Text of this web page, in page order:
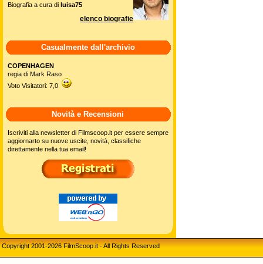
Biografia a cura di luisa75
elenco biografie
Casualmente dall'archivio
COPENHAGEN
regia di Mark Raso
Voto Visitatori: 7,0
Novità e Recensioni
Iscriviti alla newsletter di Filmscoop.it per essere sempre
aggiornarto su nuove uscite, novità, classifiche
direttamente nella tua email!
Copyright 2001-2026 FilmScoop.it - All Rights Reserved